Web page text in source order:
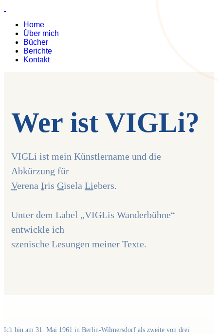
Home
Über mich
Bücher
Berichte
Kontakt
Wer ist VIGLi?
VIGLi ist mein Künstlername und die
Abkürzung für
Verena Iris Gisela Liebers.
Unter dem Label „VIGLis Wanderbühne“
entwickle ich
szenische Lesungen meiner Texte.
Ich bin am 31. Mai 1961 in Berlin-Wilmersdorf als zweite von drei